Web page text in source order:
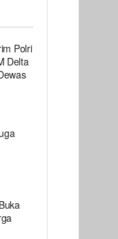
Polri
Delta